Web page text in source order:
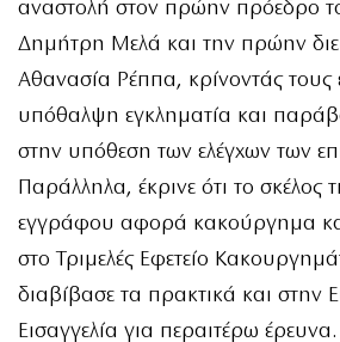
αναστολή στον πρώην πρόεδρο
Δημήτρη Μελά και την πρώην
Αθανασία Ρέππα, κρίνοντάς τους
υπόθαλψη εγκληματία και
στην υπόθεση των ελέγχων των
Παράλληλα, έκρινε ότι το σκέλος
εγγράφου αφορά κακούργημα
στο Τριμελές Εφετείο
διαβίβασε τα πρακτικά και στην
Εισαγγελία για περαιτέρω έρευνα.